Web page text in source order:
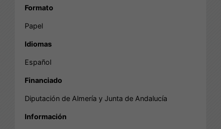
Formato
Papel
Idiomas
Español
Financiado
Diputación de Almería y Junta de Andalucía
Información